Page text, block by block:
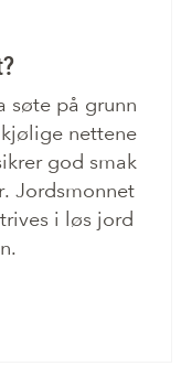
søte på grunn
nettene
god smak
Jordsmonnet
i løs jord